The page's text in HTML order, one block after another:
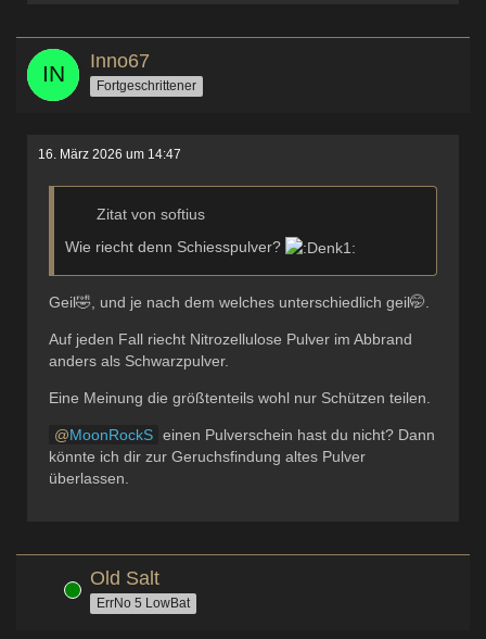
Inno67
Fortgeschrittener
16. März 2026 um 14:47
Zitat von softius
Wie riecht denn Schiesspulver?
Geil🤣, und je nach dem welches unterschiedlich geil🤭.
Auf jeden Fall riecht Nitrozellulose Pulver im Abbrand
anders als Schwarzpulver.
Eine Meinung die größtenteils wohl nur Schützen teilen.
MoonRockS einen Pulverschein hast du nicht? Dann
könnte ich dir zur Geruchsfindung altes Pulver
überlassen.
Online Old Salt
ErrNo 5 LowBat